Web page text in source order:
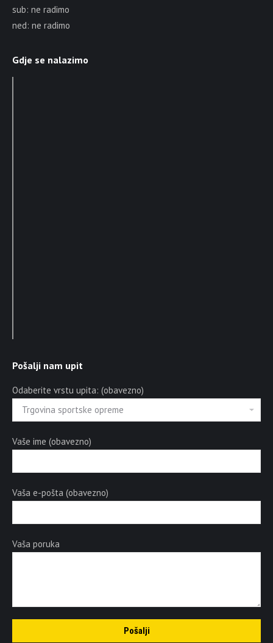
sub: ne radimo
ned: ne radimo
Gdje se nalazimo
Pošalji nam upit
Odaberite vrstu upita: (obavezno)
Vaše ime (obavezno)
Vaša e-pošta (obavezno)
Vaša poruka